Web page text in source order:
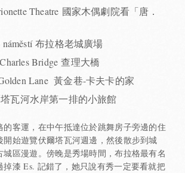
Theatre 國家木偶劇院看「唐．
náměstí 布拉格老城廣場
Bridge 查理大橋
Lane 黃金巷-卡夫卡的家
瓦河水岸第一排的小旅館
的客運，在中午抵達位於跳舞房子旁邊的住
開始遊覽伏爾塔瓦河週邊，然後散步到城
城區漫遊。傍晚是秀場時間，布拉格最有名
掉漆 Es. 記錯了，她只說有秀一定要看就把